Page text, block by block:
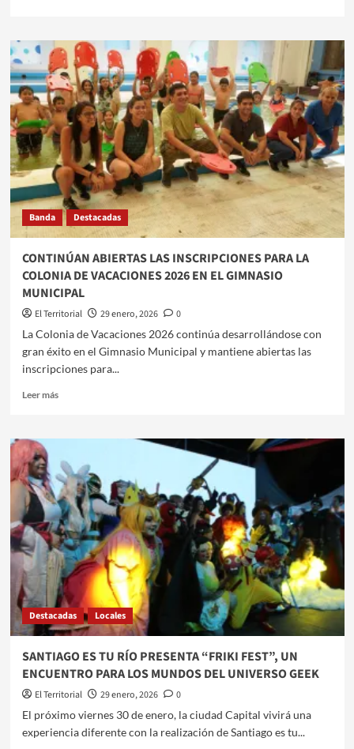
FRÍAS
IMPULSA
EL
CONTROL
POBLACIONAL
DE
MASCOTAS
CON
LA
SALA
DE
CASTRACIÓN
Banda Destacadas
CONTINÚAN ABIERTAS LAS INSCRIPCIONES PARA LA
COLONIA DE VACACIONES 2026 EN EL GIMNASIO
MUNICIPAL
El Territorial 29 enero, 2026
0
La Colonia de Vacaciones 2026 continúa desarrollándose con
gran éxito en el Gimnasio Municipal y mantiene abiertas las
inscripciones para...
Leer másLeer
CONTINÚAN
LAS
INSCRIPCIONES
PARA
LA
COLONIA
DE
VACACIONES
2026
EN
EL
GIMNASIO
MUNICIPAL
Destacadas Locales
SANTIAGO ES TU RÍO PRESENTA “FRIKI FEST”, UN
ENCUENTRO PARA LOS MUNDOS DEL UNIVERSO GEEK
El Territorial 29 enero, 2026
0
El próximo viernes 30 de enero, la ciudad Capital vivirá una
experiencia diferente con la realización de Santiago es tu...